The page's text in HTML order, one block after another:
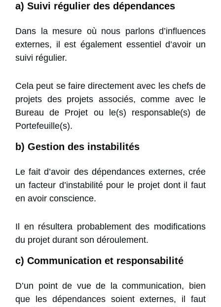
a) Suivi régulier des dépendances
Dans la mesure où nous parlons d’influences
externes, il est également essentiel d’avoir un
suivi régulier.
Cela peut se faire directement avec les chefs de
projets des projets associés, comme avec le
Bureau de Projet ou le(s) responsable(s) de
Portefeuille(s).
b) Gestion des instabilités
Le fait d’avoir des dépendances externes, crée
un facteur d’instabilité pour le projet dont il faut
en avoir conscience.
Il en résultera probablement des modifications
du projet durant son déroulement.
c) Communication et responsabilité
D’un point de vue de la communication, bien
que les dépendances soient externes, il faut